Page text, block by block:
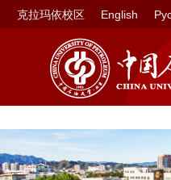
克拉玛依校区 English